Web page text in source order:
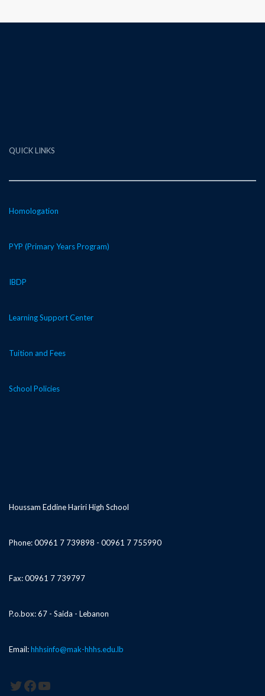
QUICK LINKS
Homologation
PYP (Primary Years Program)
IBDP
Learning Support Center
Tuition and Fees
School Policies
Houssam Eddine Hariri High School
Phone: 00961 7 739898 - 00961 7 755990
Fax: 00961 7 739797
P.o.box: 67 - Saida - Lebanon
Email:hhhsinfo@mak-hhhs.edu.lb
Twitter
Facebook
YouTube